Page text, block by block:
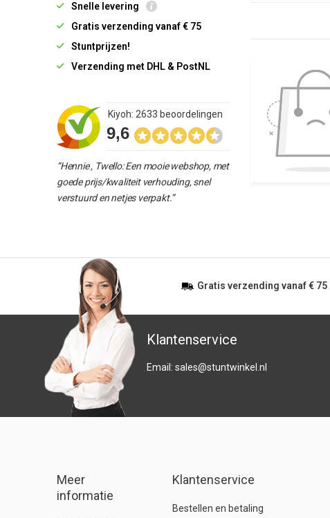
Snelle levering
Gratis verzending vanaf € 75
Stuntprijzen!
Verzending met DHL & PostNL
9,6
Kiyoh: 2633 beoordelingen
“Hennie , Twello: Een mooie webshop, met
goede prijs/kwaliteit verhouding, snel
verstuurd en netjes verpakt.”
Gratis verzending vanaf€ 75
Klantenservice
Email: sales@stuntwinkel.nl
Meer
informatie
Klantenservice
Bestellen en betaling